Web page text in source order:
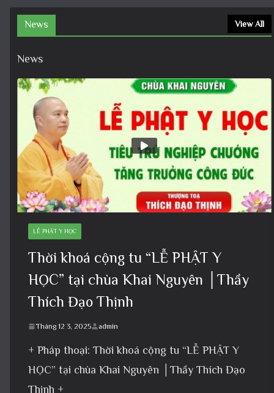
News View All
News
LỄ PHẬT Y HỌC
Thời khoá cộng tu “LỄ PHẬT Y
HỌC” tại chùa Khai Nguyên │Thầy
Thích Đạo Thịnh
Tháng 12 3, 2025 admin
+ Pháp thoại: Thời khoá cộng tu “LỄ PHẬT Y
HỌC” tại chùa Khai Nguyên │Thầy Thích Đạo
Thịnh +